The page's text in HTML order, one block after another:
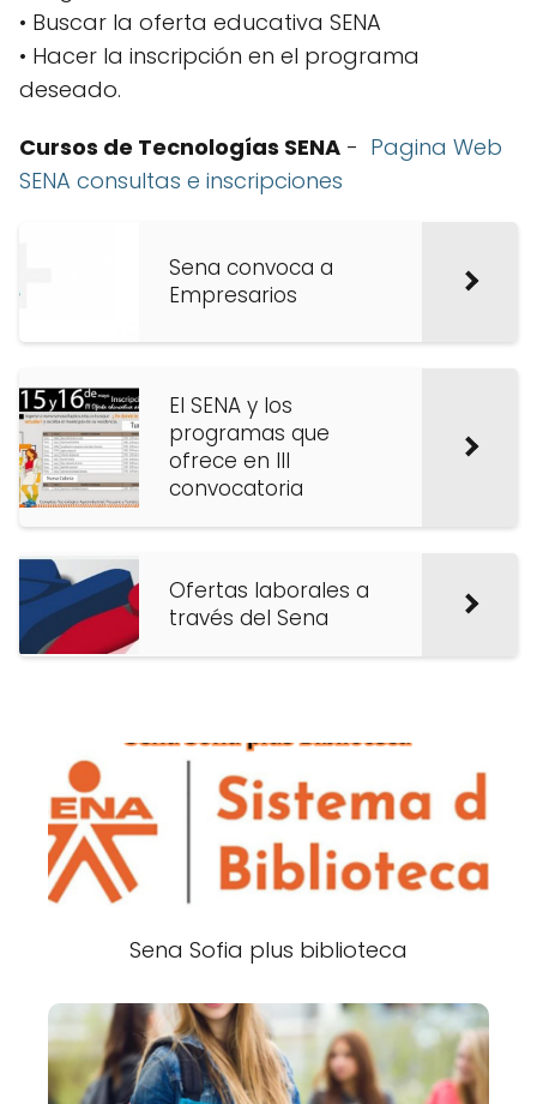
• Buscar la oferta educativa SENA
• Hacer la inscripción en el programa
deseado.
Cursos de Tecnologías SENA - Pagina Web
SENA consultas e inscripciones
Sena convoca a
Empresarios
El SENA y los
programas que
ofrece en III
convocatoria
Ofertas laborales a
través del Sena
Sena Sofia plus biblioteca